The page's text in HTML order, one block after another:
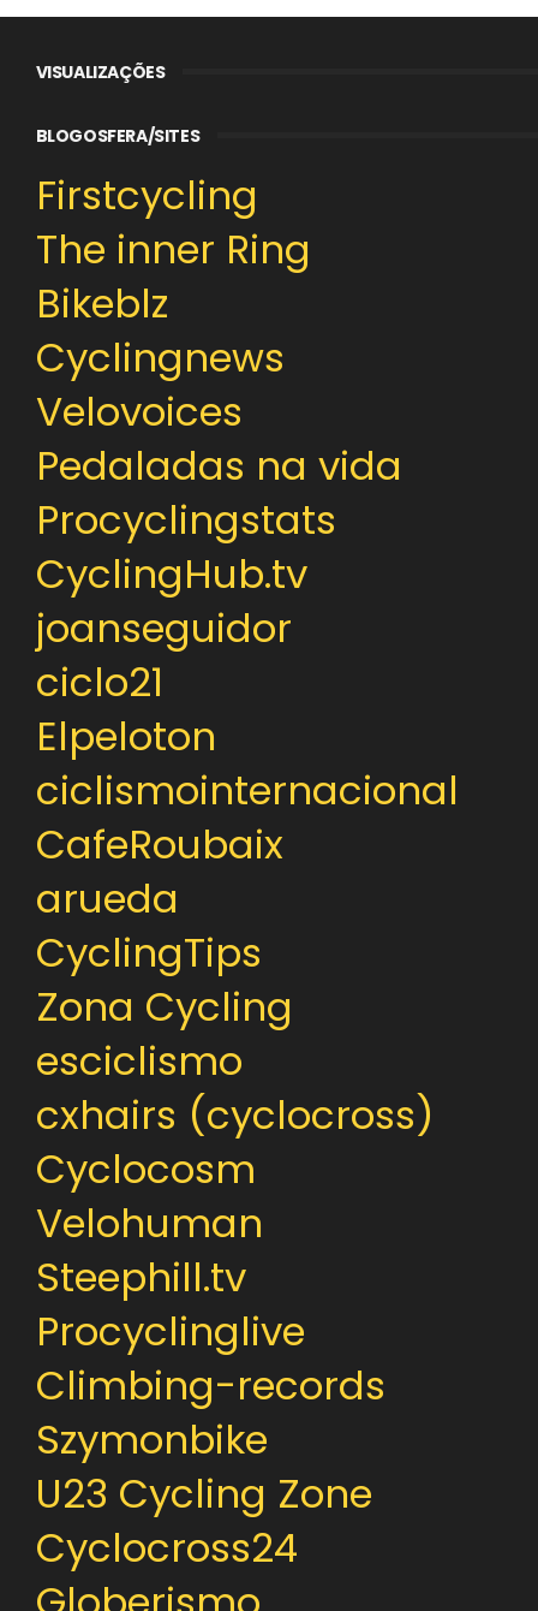
VISUALIZAÇÕES
BLOGOSFERA/SITES
Firstcycling
The inner Ring
Bikeblz
Cyclingnews
Velovoices
Pedaladas na vida
Procyclingstats
CyclingHub.tv
joanseguidor
ciclo21
Elpeloton
ciclismointernacional
CafeRoubaix
arueda
CyclingTips
Zona Cycling
esciclismo
cxhairs (cyclocross)
Cyclocosm
Velohuman
Steephill.tv
Procyclinglive
Climbing-records
Szymonbike
U23 Cycling Zone
Cyclocross24